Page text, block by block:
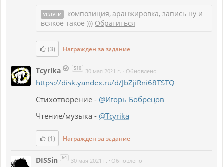
УСЛУГИ
композиция, аранжировка, запись ну и
всякое такое ))) Обратиться
(3) Награжден за задание
Tcyrika 510 30 мая 2021 г. · Обновлено
https://disk.yandex.ru/d/JbZjiRni68TSTQ
Стихотворение - @Игорь Бобрецов
Чтение/музыка - @Tcyrika
(1) Награжден за задание
DISSin 64 30 мая 2021 г. · Обновлено